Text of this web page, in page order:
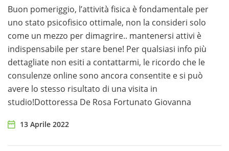
Buon pomeriggio, l’attività fisica è fondamentale per
uno stato psicofisico ottimale, non la consideri solo
come un mezzo per dimagrire.. mantenersi attivi è
indispensabile per stare bene! Per qualsiasi info più
dettagliate non esiti a contattarmi, le ricordo che le
consulenze online sono ancora consentite e si può
avere lo stesso risultato di una visita in
studio!Dottoressa De Rosa Fortunato Giovanna
13 Aprile 2022